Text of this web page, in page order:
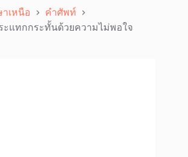
เหนือ
คำศัพท์
ะแทกกระทั้นด้วยความไม่พอใจ